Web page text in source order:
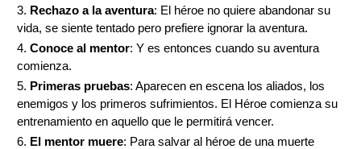
Rechazo a la aventura: El héroe no quiere abandonar su
vida, se siente tentado pero prefiere ignorar la aventura.
Conoce al mentor: Y es entonces cuando su aventura
comienza.
Primeras pruebas: Aparecen en escena los aliados, los
enemigos y los primeros sufrimientos. El Héroe comienza su
entrenamiento en aquello que le permitirá vencer.
El mentor muere: Para salvar al héroe de una muerte